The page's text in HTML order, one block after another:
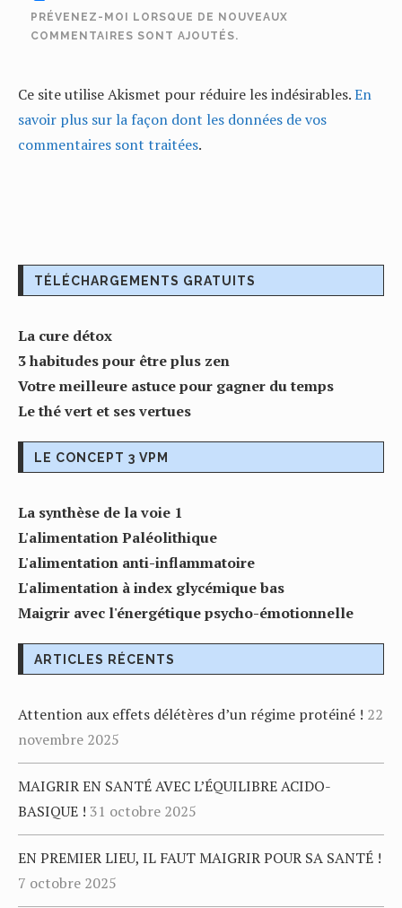
PRÉVENEZ-MOI LORSQUE DE NOUVEAUX
COMMENTAIRES SONT AJOUTÉS.
Ce site utilise Akismet pour réduire les indésirables.En
savoir plus sur la façon dont les données de vos
commentaires sont traitées.
TÉLÉCHARGEMENTS GRATUITS
La cure détox
3 habitudes pour être plus zen
Votre meilleure astuce pour gagner du temps
Le thé vert et ses vertues
LE CONCEPT 3 VPM
La synthèse de la voie 1
L'alimentation Paléolithique
L'alimentation anti-inflammatoire
L'alimentation à index glycémique bas
Maigrir avec l'énergétique psycho-émotionnelle
ARTICLES RÉCENTS
Attention aux effets délétères d’un régime protéiné ! 22
novembre 2025
MAIGRIR EN SANTÉ AVEC L’ÉQUILIBRE ACIDO-
BASIQUE ! 31 octobre 2025
EN PREMIER LIEU, IL FAUT MAIGRIR POUR SA SANTÉ !
7 octobre 2025